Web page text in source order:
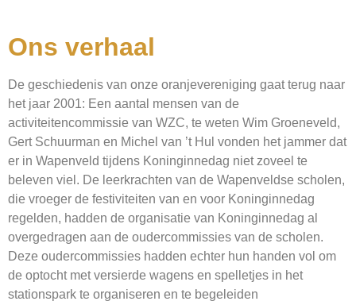
Ons verhaal
De geschiedenis van onze oranjevereniging gaat terug naar
het jaar 2001: Een aantal mensen van de
activiteitencommissie van WZC, te weten Wim Groeneveld,
Gert Schuurman en Michel van ’t Hul vonden het jammer dat
er in Wapenveld tijdens Koninginnedag niet zoveel te
beleven viel. De leerkrachten van de Wapenveldse scholen,
die vroeger de festiviteiten van en voor Koninginnedag
regelden, hadden de organisatie van Koninginnedag al
overgedragen aan de oudercommissies van de scholen.
Deze oudercommissies hadden echter hun handen vol om
de optocht met versierde wagens en spelletjes in het
stationspark te organiseren en te begeleiden